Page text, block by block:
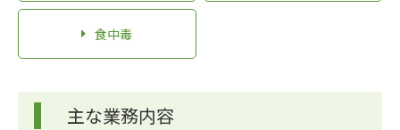
食中毒
主な業務内容